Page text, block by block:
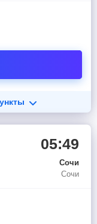
05:49
Сочи
Сочи